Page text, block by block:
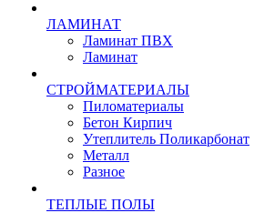
ЛАМИНАТ
Ламинат ПВХ
Ламинат
СТРОЙМАТЕРИАЛЫ
Пиломатериалы
Бетон Кирпич
Утеплитель Поликарбонат
Металл
Разное
ТЕПЛЫЕ ПОЛЫ